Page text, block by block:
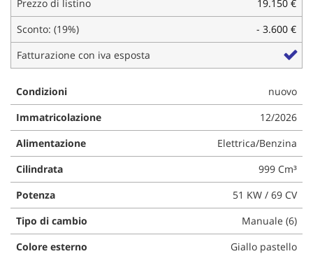
Prezzo di listino
19.150 €
Sconto: (19%)
- 3.600 €
Fatturazione con iva esposta
Condizioni
nuovo
Immatricolazione
12/2026
Alimentazione
Elettrica/Benzina
Cilindrata
999 Cm³
Potenza
51 KW / 69 CV
Tipo di cambio
Manuale (6)
Colore esterno
Giallo pastello
questi
strumenti
di
tracciamento
si
alla
cookie
policy.
Puoi
rivedere
e
modificare
le
tue
scelte
in
qualsiasi